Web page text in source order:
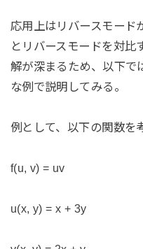
応用上はリバースモード
とリバースモードを対比
解が深まるため、以下で
な例で説明してみる。
例として、以下の関数を
f(u, v) = uv
u(x, y) = x + 3y